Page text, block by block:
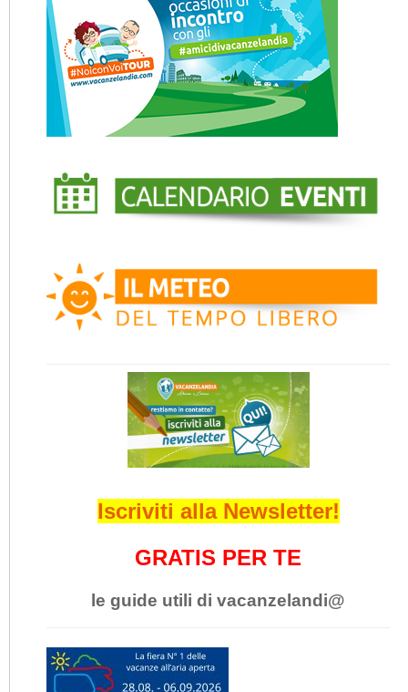
Iscriviti alla Newsletter!
GRATIS PER TE
le guide utili di vacanzelandi@